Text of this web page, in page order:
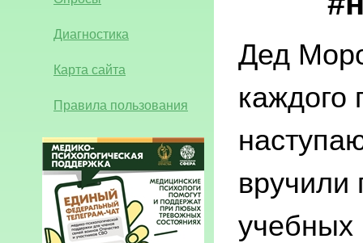
Диагностика
Карта сайта
Правила пользования
Дед
каждого
вручили
учебных